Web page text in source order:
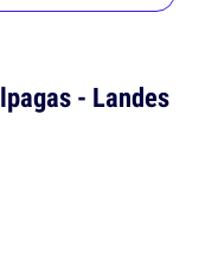
- Landes